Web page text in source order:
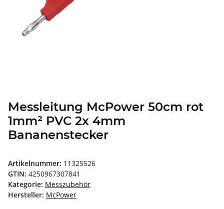
Messleitung McPower 50cm rot
1mm² PVC 2x 4mm
Bananenstecker
Artikelnummer: 11325526
GTIN: 4250967307841
Kategorie: Messzubehör
Hersteller: McPower